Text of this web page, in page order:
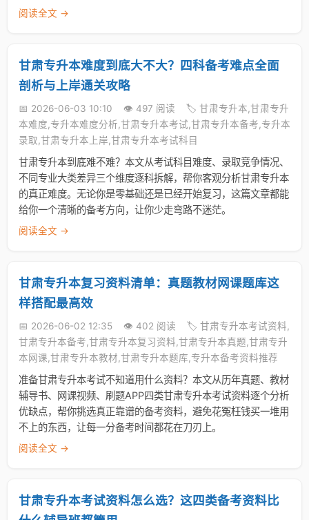
阅读全文 →
甘肃专升本难度到底大不大？四科备考难点全面
剖析与上岸通关攻略
📅 2026-06-03 10:10 👁️ 497 阅读
🏷️ 甘肃专升本,甘肃专升
本难度,专升本难度分析,甘肃专升本考试,甘肃专升本备考,专升本
录取,甘肃专升本上岸,甘肃专升本考试科目
甘肃专升本到底难不难？本文从考试科目难度、录取竞争情况、
不同专业大类差异三个维度逐科拆解，帮你客观分析甘肃专升本
的真正难度。无论你是零基础还是已经开始复习，这篇文章都能
给你一个清晰的备考方向，让你少走弯路不迷茫。
阅读全文 →
甘肃专升本复习资料清单：真题教材网课题库这
样搭配最高效
📅 2026-06-02 12:35 👁️ 402 阅读
🏷️ 甘肃专升本考试资料,
甘肃专升本备考,甘肃专升本复习资料,甘肃专升本真题,甘肃专升
本网课,甘肃专升本教材,甘肃专升本题库,专升本备考资料推荐
准备甘肃专升本考试不知道用什么资料？本文从历年真题、教材
辅导书、网课视频、刷题APP四类甘肃专升本考试资料逐个分析
优缺点，帮你挑选真正靠谱的备考资料，避免花冤枉钱买一堆用
不上的东西，让每一分备考时间都花在刀刃上。
阅读全文 →
甘肃专升本考试资料怎么选？这四类备考资料比